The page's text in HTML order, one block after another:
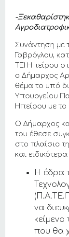
-
Συνάντηση με
Γαβρόγλου,
ΤΕΙ Ηπείρου
ο Δήμαρχος
θέμα το υπό
Υπουργείου
Ηπείρου με το
Ο Δήμαρχος
του έθεσε
στο πλαίσιο
και ειδικότερα:
Η έδρα
να
που θα